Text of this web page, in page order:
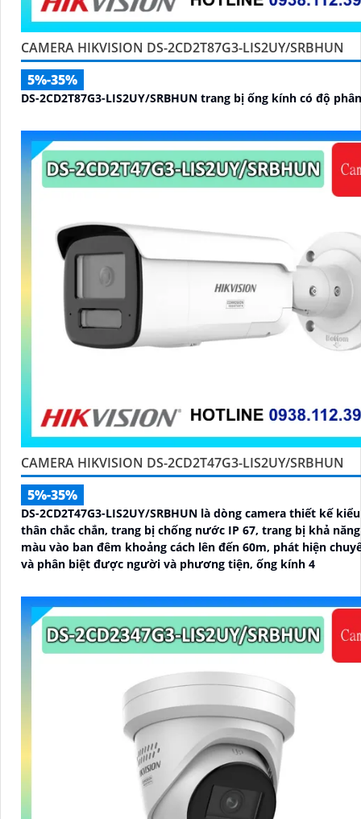
CAMERA HIKVISION DS-2CD2T87G3-LIS2UY/SRBHUN
5%-35%
DS-2CD2T87G3-LIS2UY/SRBHUN trang bị ống kính có độ
CAMERA HIKVISION DS-2CD2T47G3-LIS2UY/SRBHUN
5%-35%
DS-2CD2T47G3-LIS2UY/SRBHUN là dòng camera thiết kế
thân chắc chắn, trang bị chống nước IP 67, trang bị khả năng nhìn có
màu vào ban đêm khoảng cách lên đến 60m, phát hiện
và phân biệt được người và phương tiện, ống kính 4